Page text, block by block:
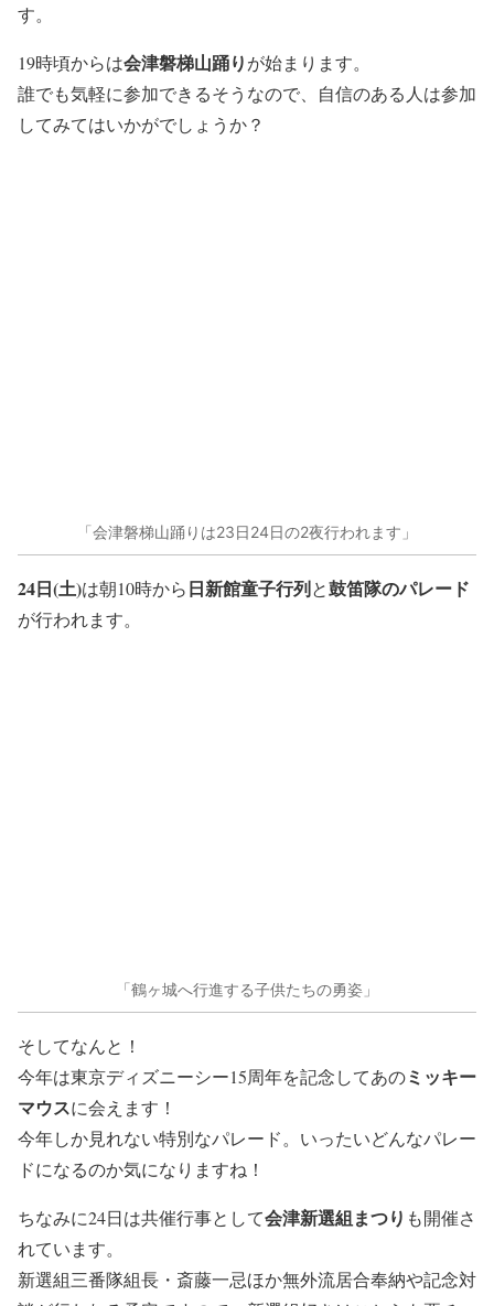
す。
19時頃からは会津磐梯山踊りが始まります。
誰でも気軽に参加できるそうなので、自信のある人は参加
してみてはいかがでしょうか？
「会津磐梯山踊りは23日24日の2夜行われます」
24日(土)は朝10時から日新館童子行列と鼓笛隊のパレード
が行われます。
「鶴ヶ城へ行進する子供たちの勇姿」
そしてなんと！
今年は東京ディズニーシー15周年を記念してあのミッキー
マウスに会えます！
今年しか見れない特別なパレード。いったいどんなパレー
ドになるのか気になりますね！
ちなみに24日は共催行事として会津新選組まつり も開催さ
れています。
新選組三番隊組長・斎藤一忌ほか無外流居合奉納や記念対